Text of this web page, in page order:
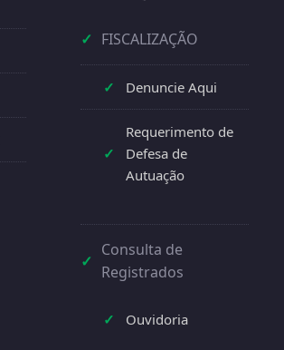
✓ FISCALIZAÇÃO
✓ Denuncie Aqui
✓
Requerimento de
Defesa de
Autuação
✓
Consulta de
Registrados
✓ Ouvidoria